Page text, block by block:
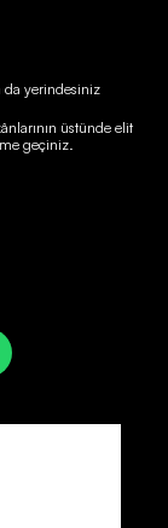
da yerindesiniz
üstünde elit
geçiniz.